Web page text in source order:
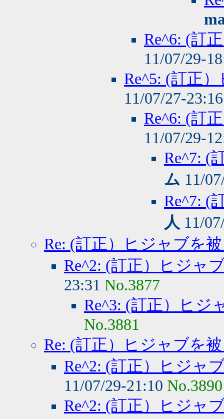
Re^6: (訂
11/07/29-
Re^5: (訂正
11/07/27-
Re^6: (訂
11/07/29-
Re^7: (
ム 11/
Re^7: (
人 11/
Re: (訂正）ヒジャブを
Re^2: (訂正）ヒジャ
23:31 No.3877
Re^3: (訂正）ヒジ
No.3881
Re: (訂正）ヒジャブを
Re^2: (訂正）ヒジャ
11/07/29-21:10 No.3890
Re^2: (訂正）ヒジャ